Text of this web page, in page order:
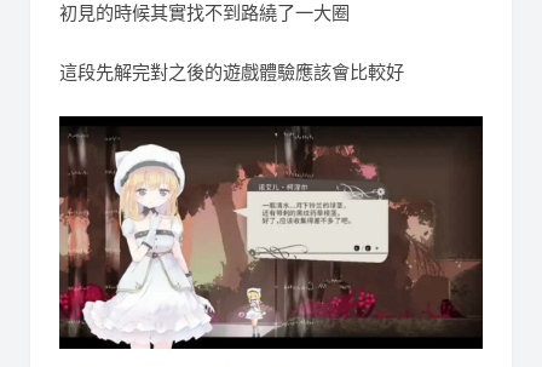
初見的時候其實找不到路繞了一大圈
這段先解完對之後的遊戲體驗應該會比較好